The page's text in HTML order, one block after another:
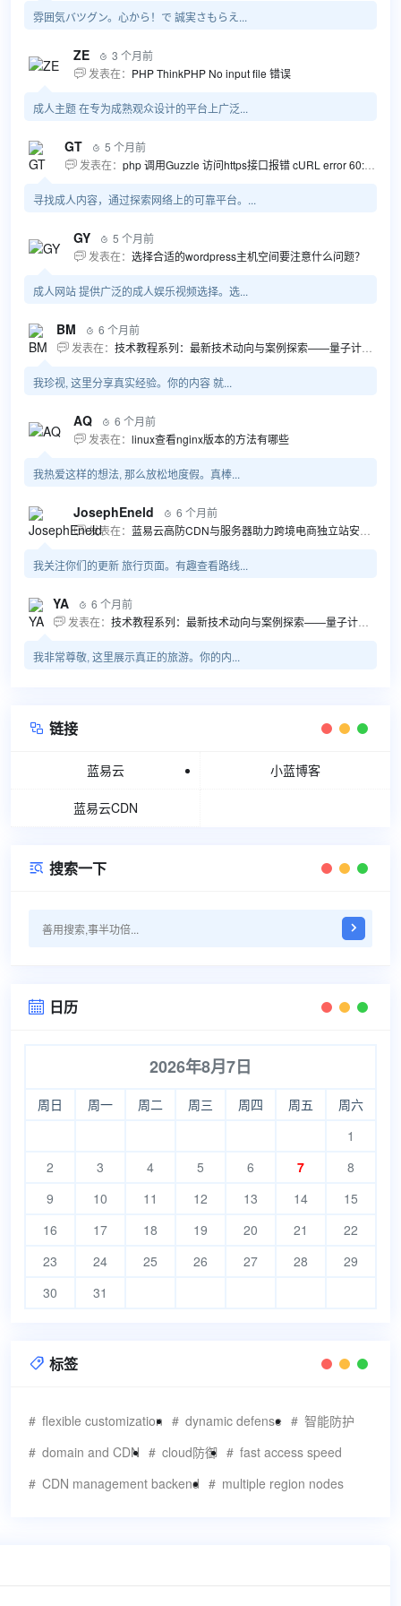
雰囲気バツグン。心から！で 誠実さもらえ...
ZE  3 个月前
 发表在： PHP ThinkPHP No input file 错误
成人主题 在专为成熟观众设计的平台上广泛...
GT  5 个月前
 发表在： php 调用Guzzle 访问https接口报错 cURL error 60: SSL certificate problem...
寻找成人内容，通过探索网络上的可靠平台。...
GY  5 个月前
 发表在： 选择合适的wordpress主机空间要注意什么问题？
成人网站 提供广泛的成人娱乐视频选择。选...
BM  6 个月前
 发表在： 技术教程系列：最新技术动向与案例探索——量子计算商业应用揭秘 该教程将深入探索最新技术动态，重点关注量子计算技术在商业领域的应用，结合具体案例阐述其背景、起因、经过和结果。同时，强调技术文档和运维文档的重要性，揭示它们在新技术发展和行业标准...
我珍视, 这里分享真实经验。你的内容 就...
AQ  6 个月前
 发表在： linux查看nginx版本的方法有哪些
我热爱这样的想法, 那么放松地度假。真棒...
JosephEneld  6 个月前
 发表在： 蓝易云高防CDN与服务器助力跨境电商独立站安全高效发展
我关注你们的更新 旅行页面。有趣查看路线...
YA  6 个月前
 发表在： 技术教程系列：最新技术动向与案例探索——量子计算商业应用揭秘 该教程将深入探索最新技术动态，重点关注量子计算技术在商业领域的应用，结合具体案例阐述其背景、起因、经过和结果。同时，强调技术文档和运维文档的重要性，揭示它们在新技术发展和行业标准...
我非常尊敬, 这里展示真正的旅游。你的内...
 链接
蓝易云 小蓝博客
蓝易云CDN
 搜索一下
 日历
2026年8月7日
周日 周一 周二 周三 周四 周五
周六
1
2
3 4 5 6 7
8
9
10 11 12 13 14
15
16
17 18 19 20 21
22
23
24 25 26 27 28
29
30
31
 标签
flexible customization dynamic defense
智能防护
domain and CDN
cloud防御
fast access speed
CDN management backend
multiple region nodes